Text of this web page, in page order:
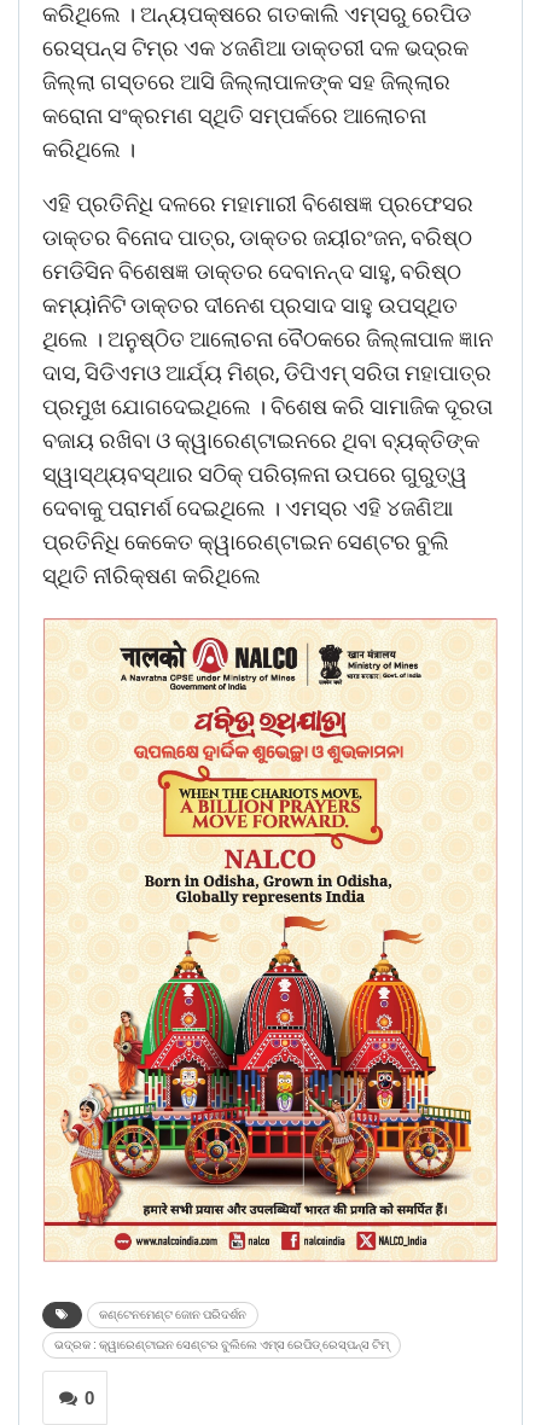
କରିଥିଲେ । ଅନ୍ୟପକ୍ଷରେ ଗତକାଲି ଏମ୍‍ସରୁ ରେପିଡ
ରେସ୍‍ପନ୍‍ସ ଟିମ୍‍ର ଏକ ୪ଜଣିଆ ଡାକ୍ତରୀ ଦଳ ଭଦ୍ରକ
ଜିଲ୍ଲା ଗସ୍ତରେ ଆସି ଜିଲ୍ଲାପାଳଙ୍କ ସହ ଜିଲ୍ଲାର
କରୋନା ସଂକ୍ରମଣ ସ୍ଥିତି ସମ୍ପର୍କରେ ଆଲୋଚନା
କରିଥିଲେ ।
ଏହି ପ୍ରତିନିଧି ଦଳରେ ମହାମାରୀ ବିଶେଷଜ୍ଞ ପ୍ରଫେସର
ଡାକ୍ତର ବିନୋଦ ପାତ୍ର, ଡାକ୍ତର ଜୟୀରଂଜନ, ବରିଷ୍ଠ
ମେଡିସିନ ବିଶେଷଜ୍ଞ ଡାକ୍ତର ଦେବାନନ୍ଦ ସାହୁ, ବରିଷ୍ଠ
କମ୍ୟìନିଟି ଡାକ୍ତର ଦୀନେଶ ପ୍ରସାଦ ସାହୁ ଉପସ୍ଥିତ
ଥିଲେ । ଅନୁଷ୍ଠିତ ଆଲୋଚନା ବୈଠକରେ ଜିଲ୍ଳାପାଳ ଜ୍ଞାନ
ଦାସ, ସିଡିଏମଓ ଆର୍ଯ୍ୟ ମିଶ୍ର, ଡିପିଏମ୍‍ ସରିତା ମହାପାତ୍ର
ପ୍ରମୁଖ ଯୋଗଦେଇଥିଲେ । ବିଶେଷ କରି ସାମାଜିକ ଦୂରତା
ବଜାୟ ରଖିବା ଓ କ୍ୱାରେଣ୍ଟାଇନରେ ଥିବା ବ୍ୟକ୍ତିଙ୍କ
ସ୍ୱାସ୍ଥ୍ୟବସ୍ଥାର ସଠିକ୍‍ ପରିଚାଳନା ଉପରେ ଗୁରୁତ୍ୱ
ଦେବାକୁ ପରାମର୍ଶ ଦେଇଥିଲେ । ଏମସ୍‍ର ଏହି ୪ଜଣିଆ
ପ୍ରତିନିଧି କେକେତ କ୍ୱାରେଣ୍ଟାଇନ ସେଣ୍ଟର ବୁଲି
ସ୍ଥିତି ନୀରିକ୍ଷଣ କରିଥିଲେ
କଣ୍ଟେନମେଣ୍ଟ ଜୋନ ପରିଦର୍ଶନ
ଭଦ୍ରକ : କ୍ୱାରେଣ୍ଟାଇନ ସେଣ୍ଟର ବୁଲିଲେ ଏମ୍‍ସ ରେପିଡ୍‍ ରେସ୍‍ପନ୍‍ସ ଟିମ୍‍
0